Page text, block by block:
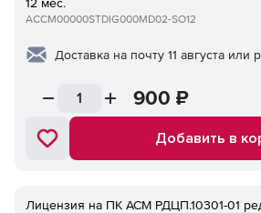
ACCM00000STDIG000MD02-SO12
Доставка на почту 11 августа или
900 ₽
Добавить в
Лицензия на ПК ACM РДЦП.10301-01